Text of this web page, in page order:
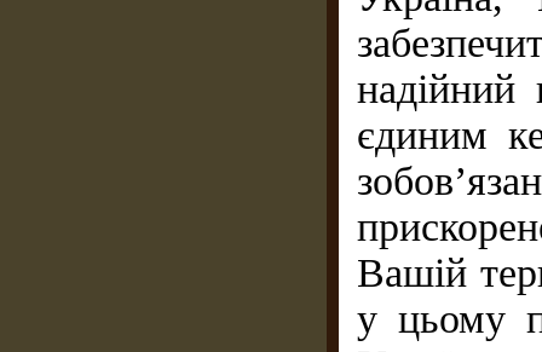
надійний
єдиним
Вашій
у цьому